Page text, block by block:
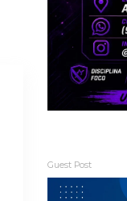
Guest Post